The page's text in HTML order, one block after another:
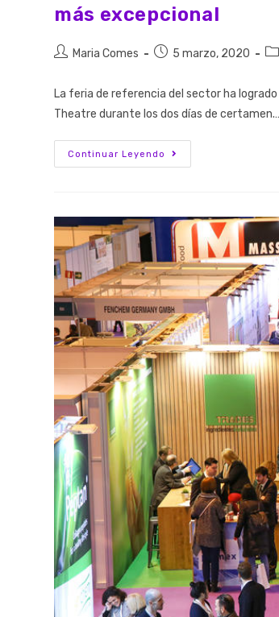
más excepcional
Maria Comes 5 marzo, 2020
La feria de referencia del sector ha
Theatre durante los dos días de
Continuar Leyendo